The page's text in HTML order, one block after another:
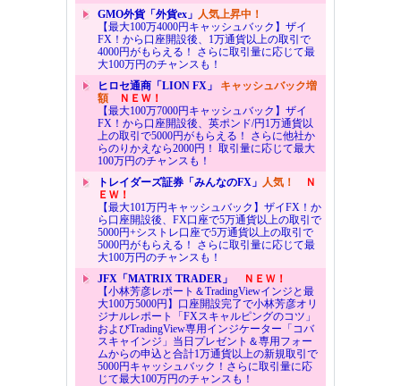
GMO外貨「外貨ex」 人気上昇中！
【最大100万4000円キャッシュバック】ザイ
FX！から口座開設後、1万通貨以上の取引で
4000円がもらえる！ さらに取引量に応じて最
大100万円のチャンスも！
ヒロセ通商「LION FX」 キャッシュバック増
額ＮＥＷ！
【最大100万7000円キャッシュバック】ザイ
FX！から口座開設後、英ポンド/円1万通貨以
上の取引で5000円がもらえる！ さらに他社か
らのりかえなら2000円！ 取引量に応じて最大
100万円のチャンスも！
トレイダーズ証券「みんなのFX」 人気！
Ｎ
ＥＷ！
【最大101万円キャッシュバック】ザイFX！か
ら口座開設後、FX口座で5万通貨以上の取引で
5000円+シストレ口座で5万通貨以上の取引で
5000円がもらえる！ さらに取引量に応じて最
大100万円のチャンスも！
JFX「MATRIX TRADER」
ＮＥＷ！
【小林芳彦レポート＆TradingViewインジと最
大100万5000円】口座開設完了で小林芳彦オリ
ジナルレポート「FXスキャルピングのコツ」
およびTradingView専用インジケーター「コバ
スキャインジ」当日プレゼント＆専用フォー
ムからの申込と合計1万通貨以上の新規取引で
5000円キャッシュバック！さらに取引量に応
じて最大100万円のチャンスも！